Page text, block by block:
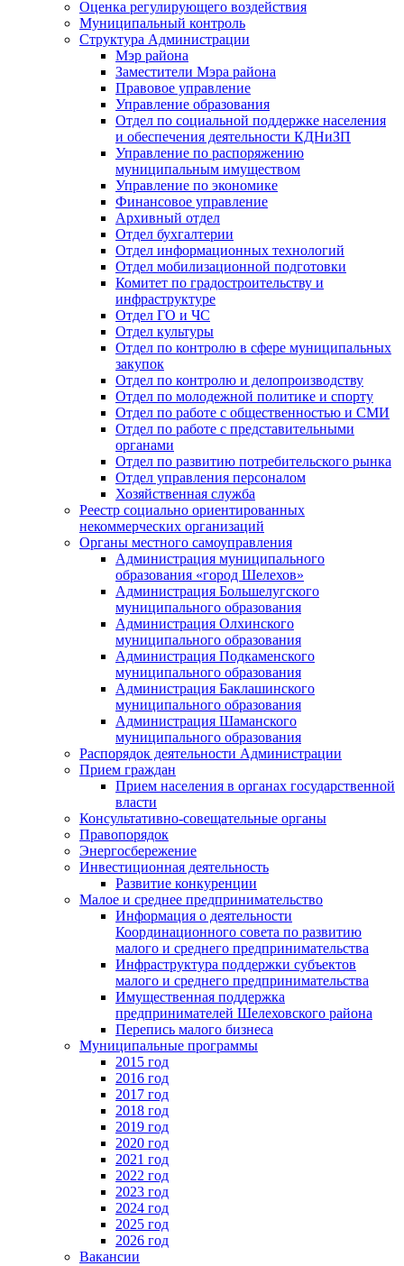
Оценка регулирующего воздействия
Муниципальный контроль
Структура Администрации
Мэр района
Заместители Мэра района
Правовое управление
Управление образования
Отдел по социальной поддержке населения
и обеспечения деятельности КДНиЗП
Управление по распоряжению
муниципальным имуществом
Управление по экономике
Финансовое управление
Архивный отдел
Отдел бухгалтерии
Отдел информационных технологий
Отдел мобилизационной подготовки
Комитет по градостроительству и
инфраструктуре
Отдел ГО и ЧС
Отдел культуры
Отдел по контролю в сфере муниципальных
закупок
Отдел по контролю и делопроизводству
Отдел по молодежной политике и спорту
Отдел по работе с общественностью и СМИ
Отдел по работе с представительными
органами
Отдел по развитию потребительского рынка
Отдел управления персоналом
Хозяйственная служба
Реестр социально ориентированных
некоммерческих организаций
Органы местного самоуправления
Администрация муниципального
образования «город Шелехов»
Администрация Большелугского
муниципального образования
Администрация Олхинского
муниципального образования
Администрация Подкаменского
муниципального образования
Администрация Баклашинского
муниципального образования
Администрация Шаманского
муниципального образования
Распорядок деятельности Администрации
Прием граждан
Прием населения в органах государственной
власти
Консультативно-совещательные органы
Правопорядок
Энергосбережение
Инвестиционная деятельность
Развитие конкуренции
Малое и среднее предпринимательство
Информация о деятельности
Координационного совета по развитию
малого и среднего предпринимательства
Инфраструктура поддержки субъектов
малого и среднего предпринимательства
Имущественная поддержка
предпринимателей Шелеховского района
Перепись малого бизнеса
Муниципальные программы
2015 год
2016 год
2017 год
2018 год
2019 год
2020 год
2021 год
2022 год
2023 год
2024 год
2025 год
2026 год
Вакансии